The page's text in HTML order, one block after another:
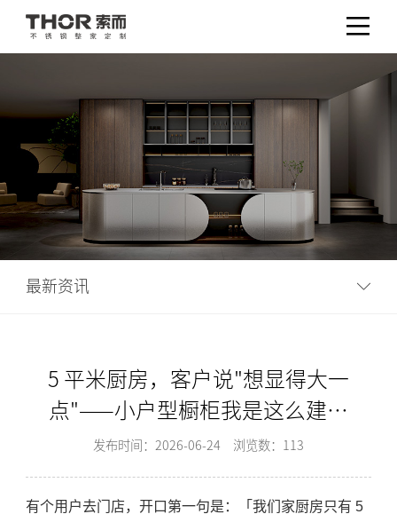
最新资讯
5 平米厨房，客户说"想显得大一
点"——小户型橱柜我是这么建议
的
发布时间：2026-06-24 浏览数：113
有个用户去门店，开口第一句是：「我们家厨房只有 5